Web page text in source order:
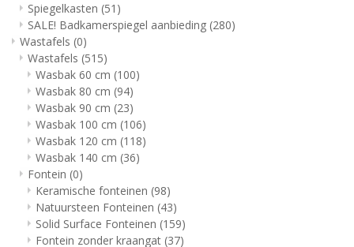
Spiegelkasten (51)
SALE! Badkamerspiegel aanbieding (280)
Wastafels (0)
Wastafels (515)
Wasbak 60 cm (100)
Wasbak 80 cm (94)
Wasbak 90 cm (23)
Wasbak 100 cm (106)
Wasbak 120 cm (118)
Wasbak 140 cm (36)
Fontein (0)
Keramische fonteinen (98)
Natuursteen Fonteinen (43)
Solid Surface Fonteinen (159)
Fontein zonder kraangat (37)